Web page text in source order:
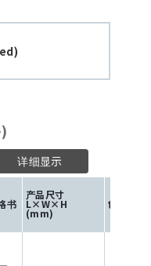
详细显示
书
产品尺寸
L×W×H
(mm)
色